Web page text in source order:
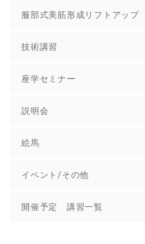
服部式美筋形成リフトアップ
技術講習
座学セミナー
説明会
絵馬
イベント/その他
開催予定 講習一覧